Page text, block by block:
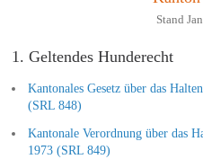
Stand
1. Geltendes Hunderecht
Kantonales Gesetz über das
(SRL 848)
Kantonale Verordnung über das
1973 (SRL 849)